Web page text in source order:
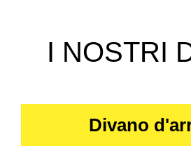
I NOSTRI
Divano